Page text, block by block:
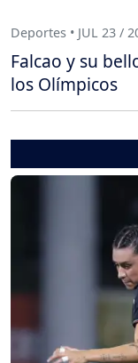
Deportes • JUL 23 /
Falcao y su
los Olímpicos